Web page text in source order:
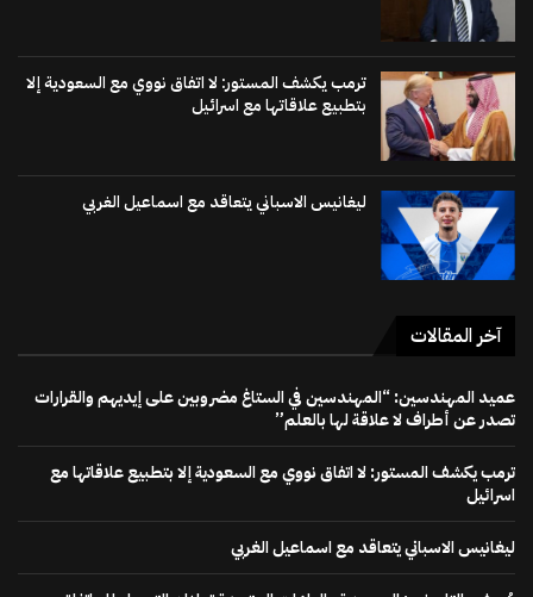
ترمب يكشف المستور: لا اتفاق نووي مع السعودية إلا
بتطبيع علاقاتها مع اسرائيل
ليغانيس الاسباني يتعاقد مع اسماعيل الغربي
آخر المقالات
عميد المهندسين: “المهندسين في الستاغ مضروبين على إيديهم والقرارات
تصدر عن أطراف لا علاقة لها بالعلم”
ترمب يكشف المستور: لا اتفاق نووي مع السعودية إلا بتطبيع علاقاتها مع
اسرائيل
ليغانيس الاسباني يتعاقد مع اسماعيل الغربي